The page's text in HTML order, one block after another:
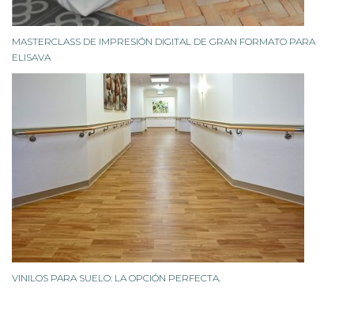
MASTERCLASS DE IMPRESIÓN DIGITAL DE GRAN FORMATO PARA
ELISAVA
VINILOS PARA SUELO: LA OPCIÓN PERFECTA.